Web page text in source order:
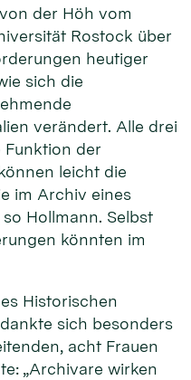
der Höh vom
Rostock über
heutiger
sich die
verändert. Alle drei
der
leicht die
im Archiv eines
Hollmann. Selbst
könnten im
Historischen
sich besonders
acht Frauen
„Archivare wirken